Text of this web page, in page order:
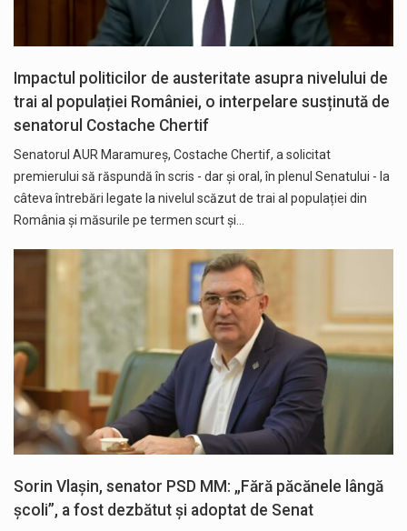
Impactul politicilor de austeritate asupra nivelului de
trai al populației României, o interpelare susținută de
senatorul Costache Chertif
Senatorul AUR Maramureș, Costache Chertif, a solicitat
premierului să răspundă în scris - dar și oral, în plenul Senatului - la
câteva întrebări legate la nivelul scăzut de trai al populației din
România și măsurile pe termen scurt și…
Sorin Vlașin, senator PSD MM: „Fără păcănele lângă
școli”, a fost dezbătut și adoptat de Senat